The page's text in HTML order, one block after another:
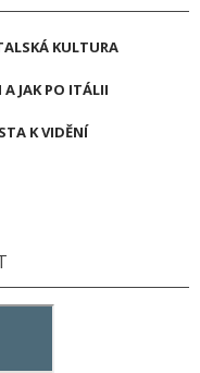
KULTURA
A JAK PO ITÁLII
K VIDĚNÍ